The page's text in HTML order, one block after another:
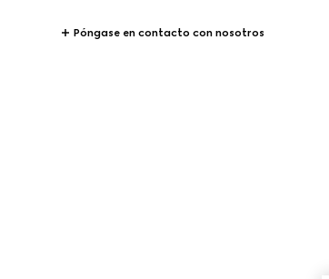
Póngase en contacto con nosotros